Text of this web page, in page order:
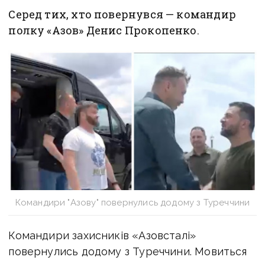
Серед тих, хто повернувся — командир
полку «Азов» Денис Прокопенко.
Командири "Азову" повернулись додому з Туреччини
Командири захисників «Азовсталі»
повернулись додому з Туреччини. Мовиться